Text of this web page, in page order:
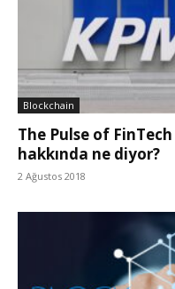
Blockchain
The Pulse of
hakkında ne diyor?
2 Ağustos 2018